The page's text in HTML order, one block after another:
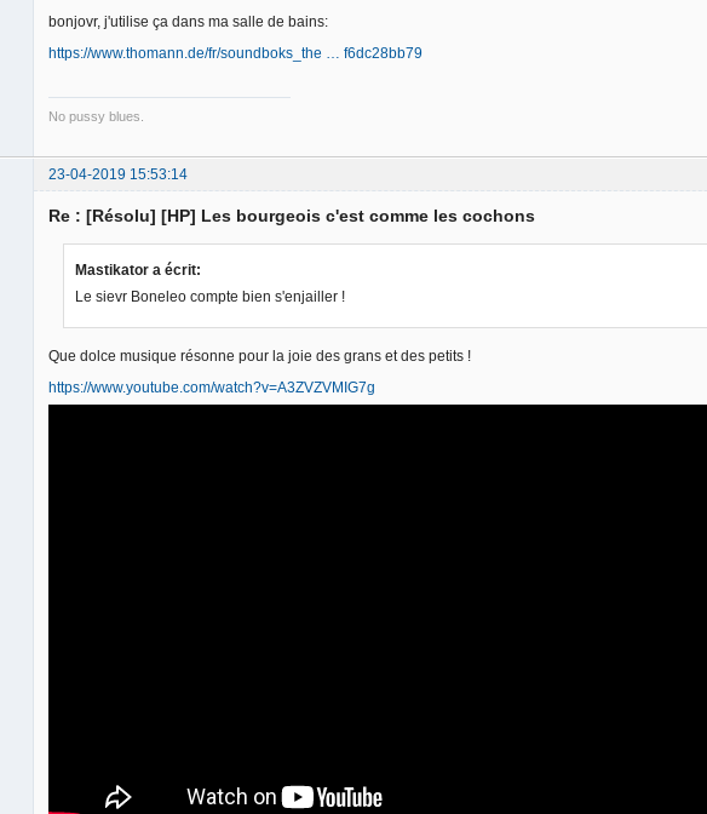
bonjovr, j'utilise ça dans ma salle de bains:
https://www.thomann.de/fr/soundboks_the … f6dc28bb79
No pussy blues.
23-04-2019 15:53:14
Re : [Résolu] [HP] Les bourgeois c'est comme les cochons
Mastikator a écrit:
Le sievr Boneleo compte bien s'enjailler !
Que dolce musique résonne pour la joie des grans et des petits !
https://www.youtube.com/watch?v=A3ZVZVMIG7g